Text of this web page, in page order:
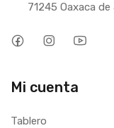
71245 Oaxaca de
Mi cuenta
Tablero